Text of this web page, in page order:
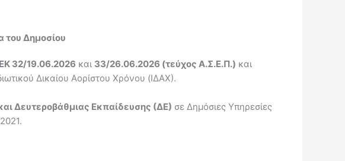
του Δημοσίου
32/19.06.2026 και 33/26.06.2026 (τεύχος Α.Σ.Ε.Π.) και
Δικαίου Αορίστου Χρόνου (ΙΔΑΧ).
Δευτεροβάθμιας Εκπαίδευσης (ΔΕ) σε Δημόσιες Υπηρεσίες